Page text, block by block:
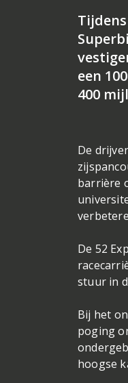
een
400
De
barrière
De 52
stuur in
Bij het
poging
hoogse